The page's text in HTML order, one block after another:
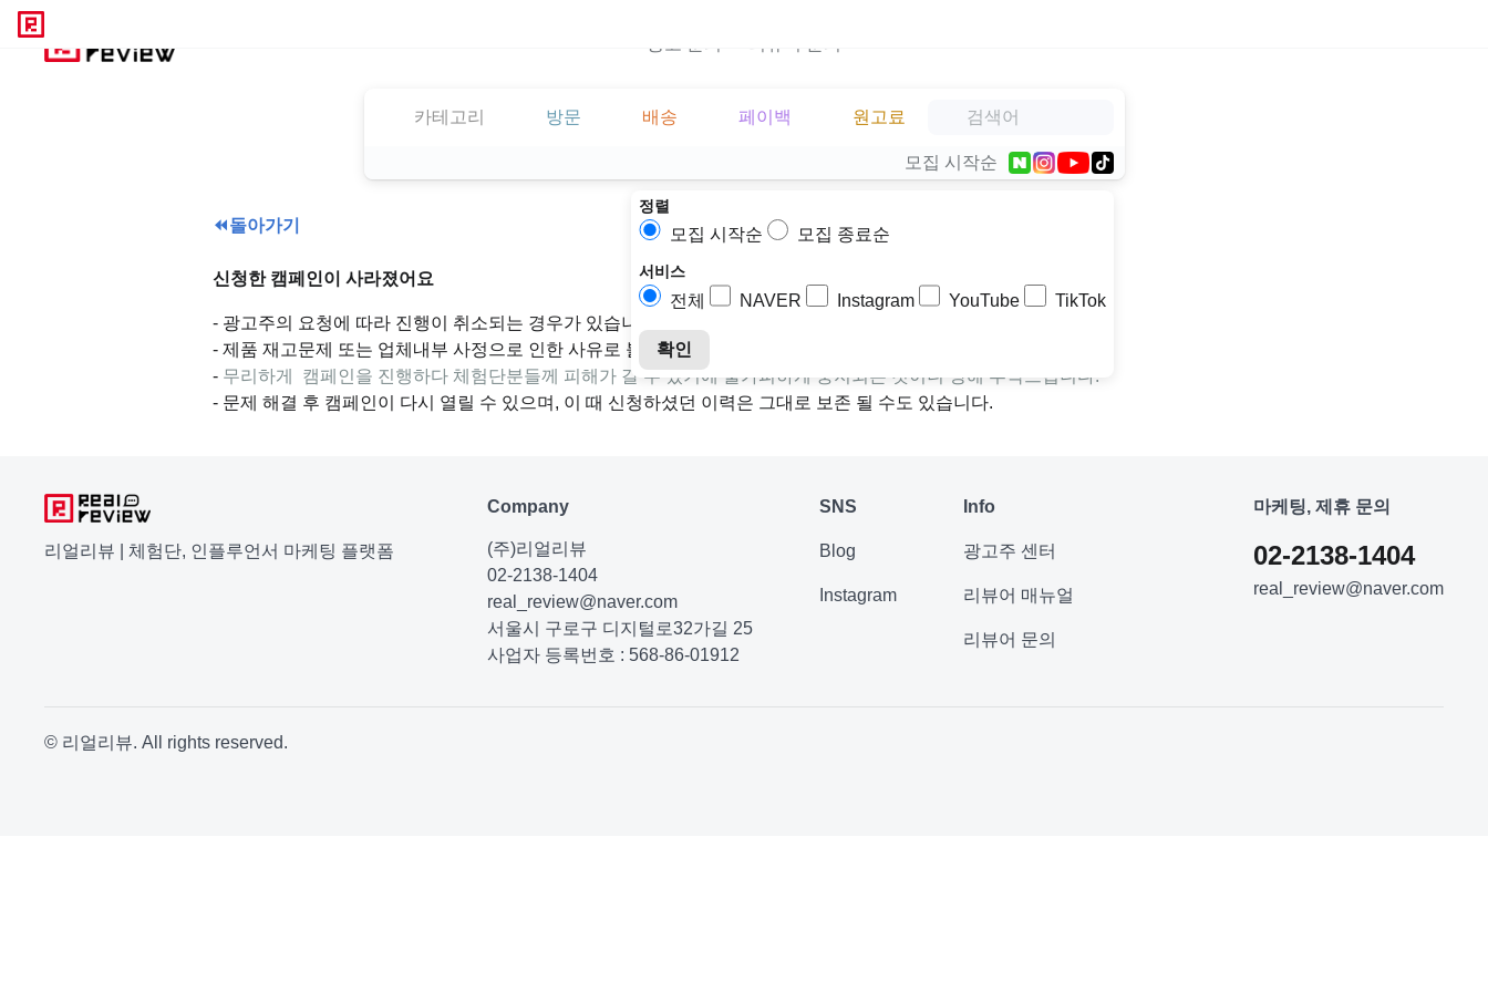
카테고리 방문 배송 페이백 원고료
모집 시작순
정렬
모집 시작순 모집 종료순
서비스
전체 NAVER Instagram YouTube TikTok
확인
⏪돌아가기
신청한 캠페인이 사라졌어요
- 광고주의 요청에 따라 진행이 취소되는 경우가 있습니다.
- 제품 재고문제 또는 업체내부 사정으로 인한 사유로 불가피하게 취소될 수 있습니다.
- 무리하게 캠페인을 진행하다 체험단분들께 피해가 갈 수 있기에 불가피하게 중지되는 것이니 양해 부탁드립니다.
- 문제 해결 후 캠페인이 다시 열릴 수 있으며, 이 때 신청하셨던 이력은 그대로 보존 될 수도 있습니다.
리얼리뷰 | 체험단, 인플루언서 마케팅 플랫폼
Company
(주)리얼리뷰
02-2138-1404
real_review@naver.com
서울시 구로구 디지털로32가길 25
사업자 등록번호 : 568-86-01912
SNS
Blog
Instagram
Info
광고주 센터
리뷰어 매뉴얼
리뷰어 문의
마케팅, 제휴 문의
02-2138-1404
real_review@naver.com
© 리얼리뷰. All rights reserved.